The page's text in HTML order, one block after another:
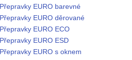
Přepravky EURO barevné
Přepravky EURO děrované
Přepravky EURO ECO
Přepravky EURO ESD
Přepravky EURO s oknem